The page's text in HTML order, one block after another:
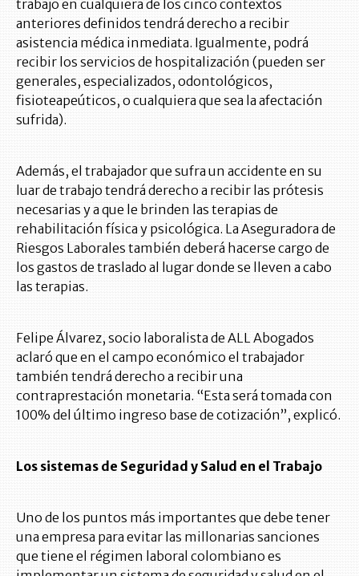
trabajo en cualquiera de los cinco contextos
anteriores definidos tendrá derecho a recibir
asistencia médica inmediata. Igualmente, podrá
recibir los servicios de hospitalización (pueden ser
generales, especializados, odontológicos,
fisioteapeúticos, o cualquiera que sea la afectación
sufrida).
Además, el trabajador que sufra un accidente en su
luar de trabajo tendrá derecho a recibir las prótesis
necesarias y a que le brinden las terapias de
rehabilitación física y psicológica. La Aseguradora de
Riesgos Laborales también deberá hacerse cargo de
los gastos de traslado al lugar donde se lleven a cabo
las terapias.
Felipe Álvarez, socio laboralista de ALL Abogados
aclaró que en el campo económico el trabajador
también tendrá derecho a recibir una
contraprestación monetaria. “Esta será tomada con
100% del último ingreso base de cotización”, explicó.
Los sistemas de Seguridad y Salud en el Trabajo
Uno de los puntos más importantes que debe tener
una empresa para evitar las millonarias sanciones
que tiene el régimen laboral colombiano es